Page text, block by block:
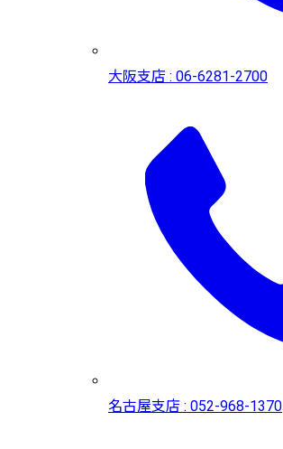
大阪支店 : 06-6281-2700
名古屋支店 : 052-968-1370